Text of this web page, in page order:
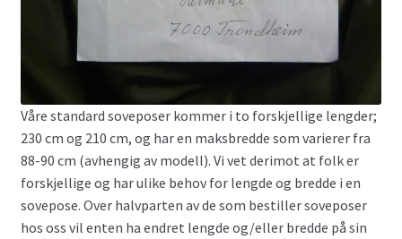
Våre standard soveposer kommer i to forskjellige lengder;
230 cm og 210 cm, og har en maksbredde som varierer fra
88-90 cm (avhengig av modell). Vi vet derimot at folk er
forskjellige og har ulike behov for lengde og bredde i en
sovepose. Over halvparten av de som bestiller soveposer
hos oss vil enten ha endret lengde og/eller bredde på sin